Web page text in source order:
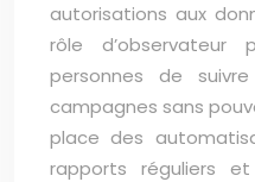
autorisations aux
rôle
personnes de
campagnes sans
place des
rapports réguliers